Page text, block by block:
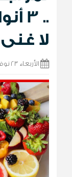
.. 3
لا
الأربعاء 23 نوفمبر 2022 7:16 م